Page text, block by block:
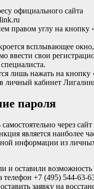
официального сайта
правом углу на
всплывающее
ввести свои
лишь нажать на кнопку
личный кабинет
пароля
через
является наиболее
информации из
и оставили возможность
телефон +7 (495) 544-63-
заявку на